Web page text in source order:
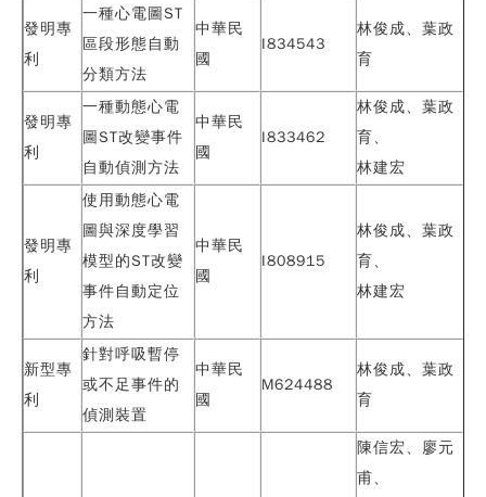
發明專
利
一種心電圖ST
區段形態自動
分類方法
中華民
國
I834543
林俊成、 葉政
育
發明專
利
一種動態心電
圖ST改變事件
自動偵測方法
中華民
國
I833462
林俊成、 葉政
育、
林建宏
發明專
利
使用動態心電
圖與深度學習
模型的ST改變
事件自動定位
方法
中華民
國
I808915
林俊成、 葉政
育、
林建宏
新型專
利
針對呼吸暫停
或不足事件的
偵測裝置
中華民
國
M624488
林俊成、 葉政
育
陳信宏、廖元
甫、